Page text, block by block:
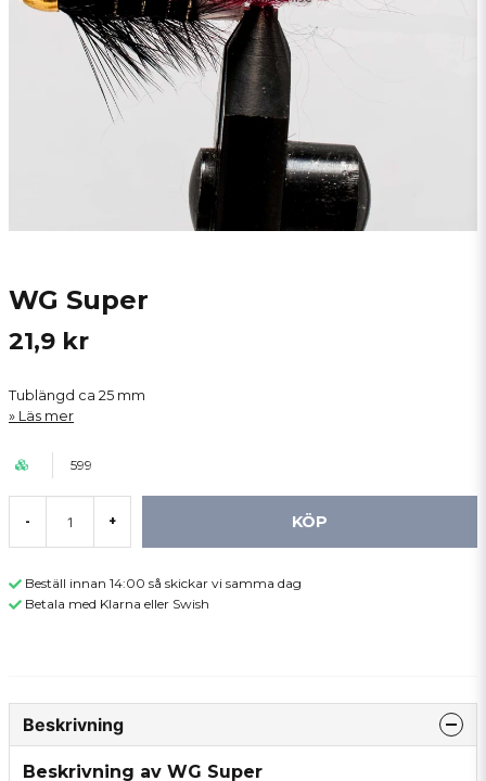
WG Super
21,9 kr
Tublängd ca 25 mm
Läs mer
599
- + KÖP
Beställ innan 14:00 så skickar vi samma dag
Betala med Klarna eller Swish
Beskrivning
Beskrivning av WG Super